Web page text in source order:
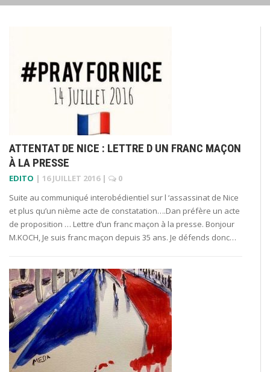
ATTENTAT DE NICE : LETTRE D UN FRANC MAÇON
À LA PRESSE
EDITO | 16 JUILLET 2016 |
0
Suite au communiqué interobédientiel sur l ‘assassinat de Nice
et plus qu’un nième acte de constatation….Dan préfère un acte
de proposition … Lettre d’un franc maçon à la presse. Bonjour
M.KOCH, Je suis franc maçon depuis 35 ans. Je défends donc…